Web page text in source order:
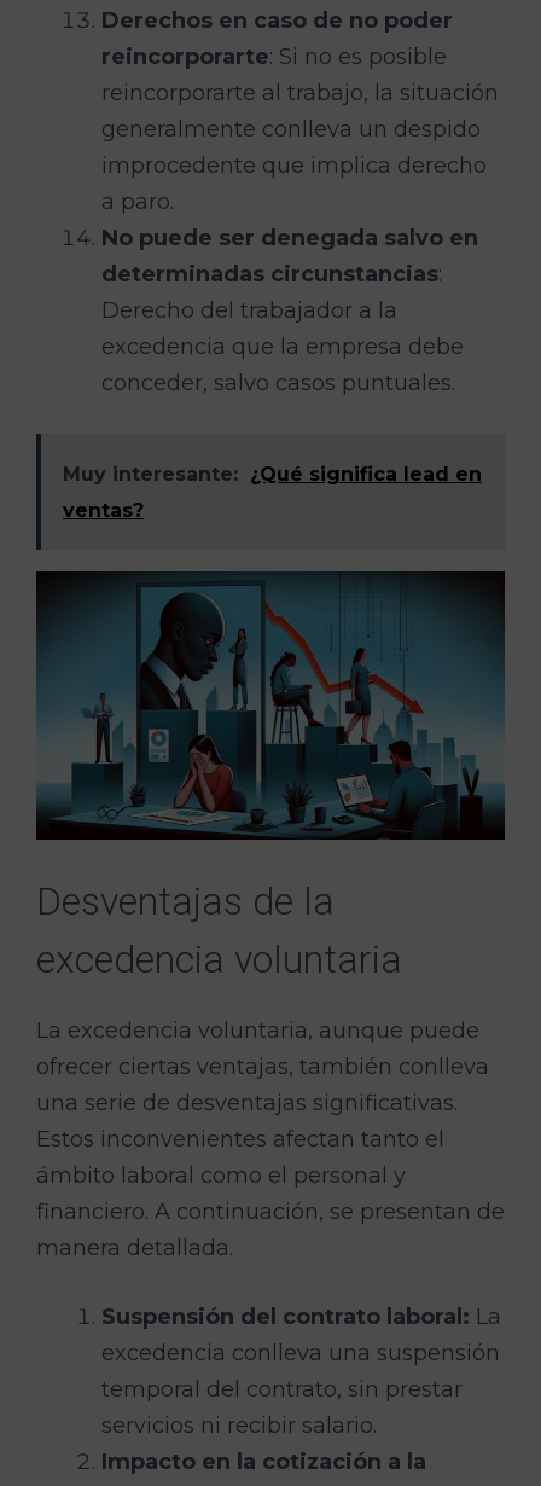
Derechos en caso de no poder
reincorporarte: Si no es posible
reincorporarte al trabajo, la situación
generalmente conlleva un despido
improcedente que implica derecho
a paro.
No puede ser denegada salvo en
determinadas circunstancias:
Derecho del trabajador a la
excedencia que la empresa debe
conceder, salvo casos puntuales.
Muy interesante: ¿Qué significa lead en
ventas?
Desventajas de la
excedencia voluntaria
La excedencia voluntaria, aunque puede
ofrecer ciertas ventajas, también conlleva
una serie de desventajas significativas.
Estos inconvenientes afectan tanto el
ámbito laboral como el personal y
financiero. A continuación, se presentan de
manera detallada.
Suspensión del contrato laboral: La
excedencia conlleva una suspensión
temporal del contrato, sin prestar
servicios ni recibir salario.
Impacto en la cotización a la